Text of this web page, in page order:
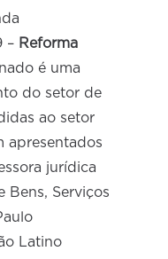
– Reforma
é uma
do setor de
ao setor
apresentados
jurídica
Bens, Serviços
Latino